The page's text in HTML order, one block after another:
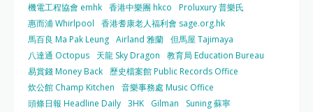
機電工程協會 emhk 香港中樂團 hkco
Proluxury 普樂氏
惠而浦 Whirlpool
香港耆康老人福利會 sage.org.hk
馬百良 Ma Pak Leung Airland 雅蘭 但馬屋 Tajimaya
八達通 Octopus
天龍 Sky Dragon
教育局 Education Bureau
易賞錢 Money Back
歷史檔案館 Public Records Office
炊公館 Champ Kitchen
音樂事務處 Music Office
頭條日報 Headline Daily 3HK Gilman
Suning 蘇寧